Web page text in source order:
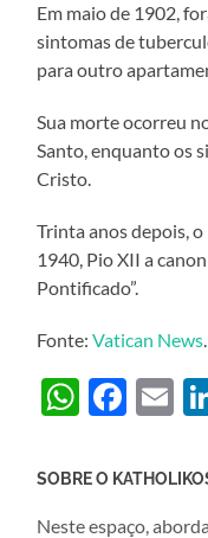
Em maio de 1902,
sintomas de
para outro
Sua morte ocorreu
Santo, enquanto os
Cristo.
Trinta anos depois,
1940, Pio XII a
Pontificado”.
Fonte:Vatican News
SOBRE O
Neste espaço,